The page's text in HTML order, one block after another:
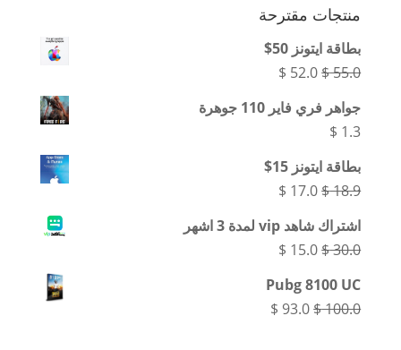
خلال
⁦$ 102.0⁩
منتجات مقترحة
بطاقة ايتونز 50$
$55.0
السعر
هو:
$ 52.0 السعر
هو:
جواهر فري فاير 110 جوهرة
$ 1.3
بطاقة ايتونز 15$
$18.9
السعر
هو:
$ 18.9.
$ 17.0 السعر
هو:
اشتراك شاهد vip لمدة 3 اشهر
$30.0
السعر
هو:
$ 30.0.
$ 15.0 السعر
هو:
$ 15.0.
Pubg 8100 UC
$100.0
السعر$ 93.0 السعر